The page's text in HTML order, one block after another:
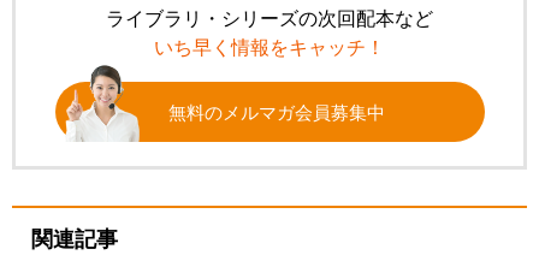
ライブラリ・シリーズの次回配本など
いち早く情報をキャッチ！
無料のメルマガ会員募集中
関連記事